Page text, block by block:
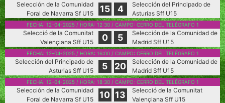
Selección de la Comunidad
Foral de Navarra Sf U15
15 4
Selección del Principado de
Asturias Sff U15
FECHA: 12-04-2025/ HORA: 12:30/ CAMPO: CERRO DEL TELÉGRAFO 1
Selecció de la Comunitat
Valençiana Sff U15
0 5
Selección de la Comunidad de
Madrid Sff U15
FECHA: 12-04-2025/ HORA: 16:00/ CAMPO: CERRO DEL TELÉGRAFO 1
Selección del Principado de
Asturias Sff U15
5 20
Selección de la Comunidad de
Madrid Sff U15
FECHA: 12-04-2025/ HORA: 18:30/ CAMPO: CERRO DEL TELÉGRAFO 1
Selección de la Comunidad
Foral de Navarra Sf U15
10 13
Selecció de la Comunitat
Valençiana Sff U15